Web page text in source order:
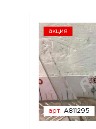
акция
арт. A811295